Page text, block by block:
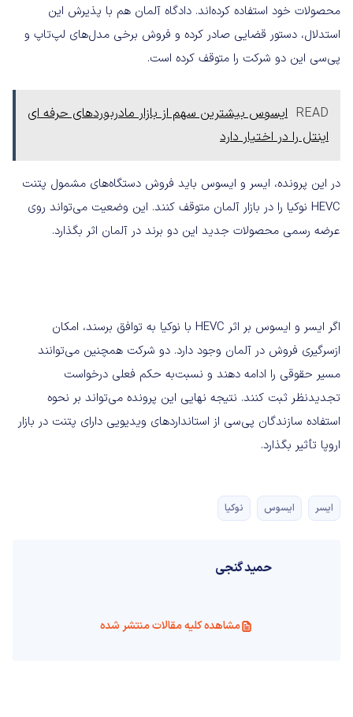
محصولات خود استفاده کرده‌اند. دادگاه آلمان هم با پذیرش این
استدلال، دستور قضایی صادر کرده و فروش برخی مدل‌های لپ‌تاپ و
پی‌سی این دو شرکت را متوقف کرده است.
READ ایسوس بیشترین سهم از بازار مادربوردهای حرفه ای
اینتل را در اختیار دارد
در این پرونده، ایسر و ایسوس باید فروش دستگاه‌های مشمول پتنت
HEVC نوکیا را در بازار آلمان متوقف کنند. این وضعیت می‌تواند روی
عرضه رسمی محصولات جدید این دو برند در آلمان اثر بگذارد.
اگر ایسر و ایسوس بر اثر HEVC با نوکیا به توافق برسند، امکان
ازسرگیری فروش در آلمان وجود دارد. دو شرکت همچنین می‌توانند
مسیر حقوقی را ادامه دهند و نسبت‌به حکم فعلی درخواست
تجدیدنظر ثبت کنند. نتیجه نهایی این پرونده می‌تواند بر نحوه
استفاده سازندگان پی‌سی از استانداردهای ویدیویی دارای پتنت در بازار
اروپا تأثیر بگذارد.
ایسر ایسوس نوکیا
حمید گنجی
مشاهده کلیه مقالات منتشر شده